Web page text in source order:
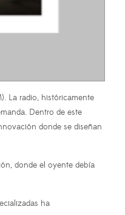
La radio, históricamente
Dentro de este
donde se diseñan
donde el oyente debía
ha